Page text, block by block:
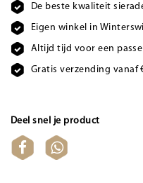
De beste kwaliteit
Eigen winkel in
Altijd tijd voor een
Gratis verzending vanaf
Deel snel je product